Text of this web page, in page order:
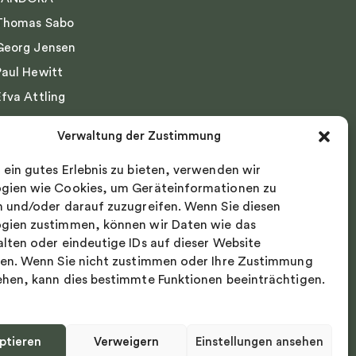
Verwaltung der Zustimmung
ein gutes Erlebnis zu bieten, verwenden wir
wie Cookies, um Geräteinformationen zu
und/oder darauf zuzugreifen. Wenn Sie diesen
zustimmen, können wir Daten wie das
oder eindeutige IDs auf dieser Website
Wenn Sie nicht zustimmen oder Ihre Zustimmung
kann dies bestimmte Funktionen beeinträchtigen.
Verweigern Einstellungen ansehen
Sabo
Jensen
Hewitt
Attling
Spectra